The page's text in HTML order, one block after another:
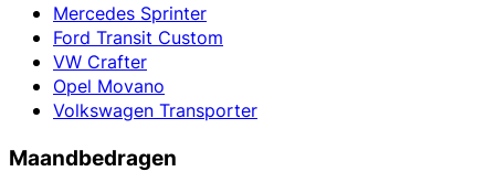
Mercedes Sprinter
Ford Transit Custom
VW Crafter
Opel Movano
Volkswagen Transporter
Maandbedragen